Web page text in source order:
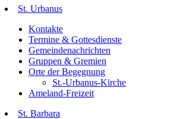
St. Urbanus
Kontakte
Termine & Gottesdienste
Gemeindenachrichten
Gruppen & Gremien
Orte der Begegnung
St.-Urbanus-Kirche
Ameland-Freizeit
St. Barbara